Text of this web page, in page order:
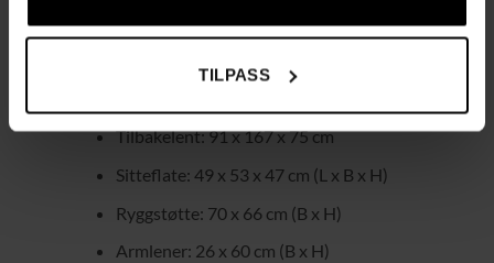
TILPASS
Mål:
Tilbakelent: 91 x 167 x 75 cm
Sitteflate: 49 x 53 x 47 cm (L x B x H)
Ryggstøtte: 70 x 66 cm (B x H)
Armlener: 26 x 60 cm (B x H)